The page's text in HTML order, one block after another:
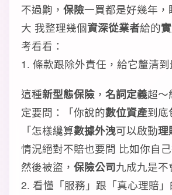
不過齁， 保險一買都是好幾年
大 我整理幾個資深從業者給的
考看看：
1. 條款跟除外責任，給它釐清
這種新型態保險 ， 名詞定義超～
定要問：「你說的數位資產到底
「怎樣纔算數據外洩可以啟動理
情況絕對不賠也要問 比如你自
然後被盜， 保險公司九成九是
2. 看懂「服務」跟「真心理賠